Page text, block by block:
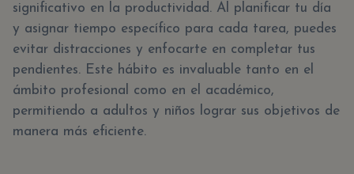
significativo en la productividad. Al planificar tu día
y asignar tiempo específico para cada tarea, puedes
evitar distracciones y enfocarte en completar tus
pendientes. Este hábito es invaluable tanto en el
ámbito profesional como en el académico,
permitiendo a adultos y niños lograr sus objetivos de
manera más eficiente.